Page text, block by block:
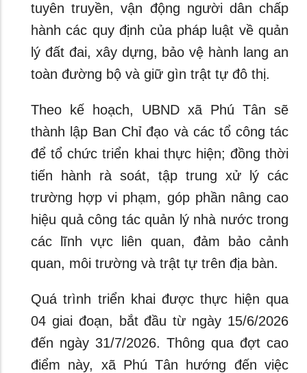
tuyên truyền, vận động người dân chấp
hành các quy định của pháp luật về quản
lý đất đai, xây dựng, bảo vệ hành lang an
toàn đường bộ và giữ gìn trật tự đô thị.
Theo kế hoạch, UBND xã Phú Tân sẽ
thành lập Ban Chỉ đạo và các tổ công tác
để tổ chức triển khai thực hiện; đồng thời
tiến hành rà soát, tập trung xử lý các
trường hợp vi phạm, góp phần nâng cao
hiệu quả công tác quản lý nhà nước trong
các lĩnh vực liên quan, đảm bảo cảnh
quan, môi trường và trật tự trên địa bàn.
Quá trình triển khai được thực hiện qua
04 giai đoạn, bắt đầu từ ngày 15/6/2026
đến ngày 31/7/2026. Thông qua đợt cao
điểm này, xã Phú Tân hướng đến việc